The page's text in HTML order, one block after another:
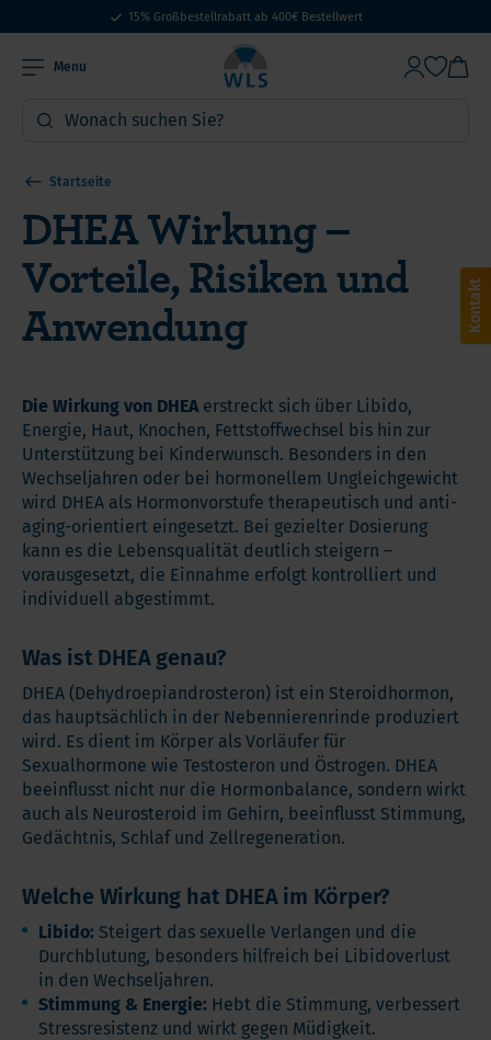
15% Großbestellrabatt ab 400€ Bestellwert
Menu
Startseite
DHEA Wirkung –
Vorteile, Risiken und
Anwendung
Die Wirkung von DHEAerstreckt sich über Libido,
Energie, Haut, Knochen, Fettstoffwechsel bis hin zur
Unterstützung bei Kinderwunsch. Besonders in den
Wechseljahren oder bei hormonellem Ungleichgewicht
wird DHEA als Hormonvorstufe therapeutisch und anti-
aging-orientiert eingesetzt. Bei gezielter Dosierung
kann es die Lebensqualität deutlich steigern –
vorausgesetzt, die Einnahme erfolgt kontrolliert und
individuell abgestimmt.
Was ist DHEA genau?
DHEA (Dehydroepiandrosteron) ist ein Steroidhormon,
das hauptsächlich in der Nebennierenrinde produziert
wird. Es dient im Körper als Vorläufer für
Sexualhormone wie Testosteron und Östrogen. DHEA
beeinflusst nicht nur die Hormonbalance, sondern wirkt
auch als Neurosteroid im Gehirn, beeinflusst Stimmung,
Gedächtnis, Schlaf und Zellregeneration.
Welche Wirkung hat DHEA im Körper?
Libido: Steigert das sexuelle Verlangen und die
Durchblutung, besonders hilfreich bei Libidoverlust
in den Wechseljahren.
Stimmung & Energie: Hebt die Stimmung, verbessert
Stressresistenz und wirkt gegen Müdigkeit.
Kontakt